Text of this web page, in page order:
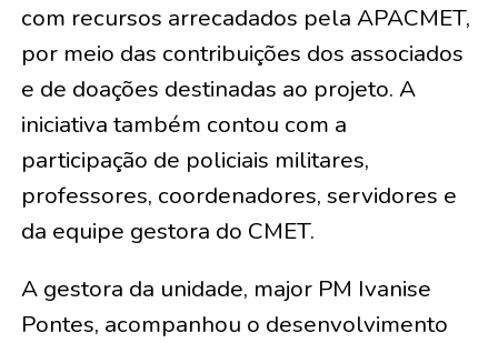
com recursos arrecadados pela APACMET,
por meio das contribuições dos associados
e de doações destinadas ao projeto. A
iniciativa também contou com a
participação de policiais militares,
professores, coordenadores, servidores e
da equipe gestora do CMET.
A gestora da unidade, major PM Ivanise
Pontes, acompanhou o desenvolvimento